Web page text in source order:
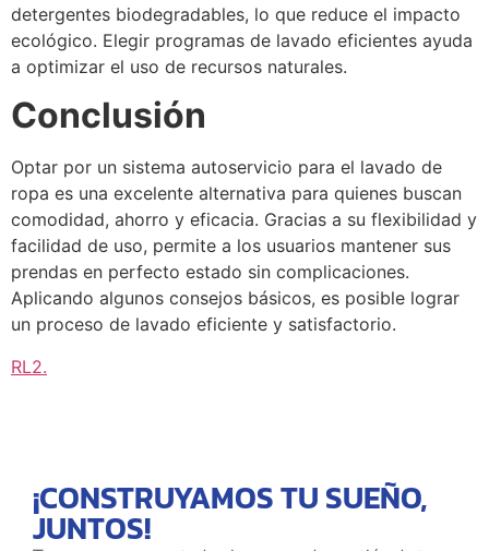
detergentes biodegradables, lo que reduce el impacto
ecológico. Elegir programas de lavado eficientes ayuda
a optimizar el uso de recursos naturales.
Conclusión
Optar por un sistema autoservicio para el lavado de
ropa es una excelente alternativa para quienes buscan
comodidad, ahorro y eficacia. Gracias a su flexibilidad y
facilidad de uso, permite a los usuarios mantener sus
prendas en perfecto estado sin complicaciones.
Aplicando algunos consejos básicos, es posible lograr
un proceso de lavado eficiente y satisfactorio.
RL2.
¡CONSTRUYAMOS TU SUEÑO,
JUNTOS!